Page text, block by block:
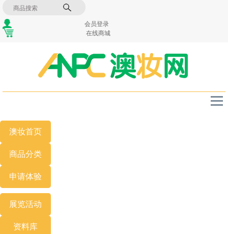
会员登录
在线商城
澳妆首页
商品分类
申请体验
展览活动
资料库